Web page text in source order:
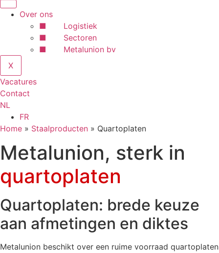
Over ons
■ Logistiek
■ Sectoren
■ Metalunion bv
X
Vacatures
Contact
NL
FR
Home » Staalproducten » Quartoplaten
Metalunion, sterk in
quartoplaten
Quartoplaten: brede keuze
aan afmetingen en diktes
Metalunion beschikt over een ruime voorraad quartoplaten